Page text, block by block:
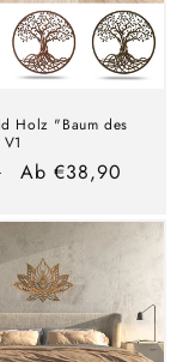
Holz "Baum des
Verkaufspreis
Ab €38,90